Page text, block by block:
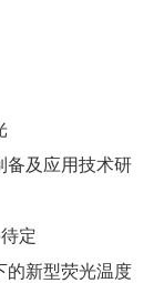
及应用技术研
定
新型荧光温度